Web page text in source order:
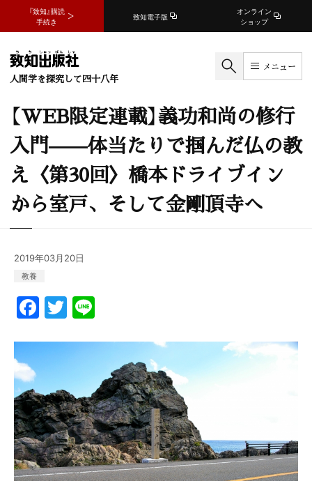
『致知』購読
手続き
致知電子版
オンライン
ショップ
人間学を探究して四十八年
メニュー
【WEB限定連載】義功和尚の修行
入門——体当たりで掴んだ仏の教
え〈第30回〉橋本ドライブイン
から室戸、そして金剛頂寺へ
2019年03月20日
教養
F
a
c
e
b
o
o
k
T
w
itt
er
e